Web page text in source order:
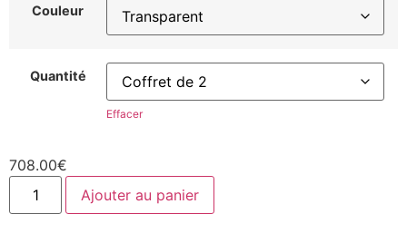
Couleur
Quantité
Effacer
708.00€
Ajouter au panier